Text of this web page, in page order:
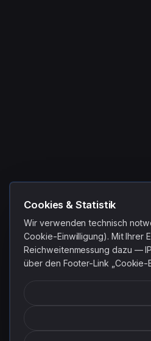
Cookies & Statistik
Wir verwenden technisch
Cookie-Einwilligung). Mit Ihrer
Reichweitenmessung dazu —
über den Footer-Link